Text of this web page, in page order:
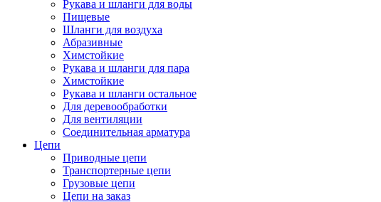
Рукава и шланги для воды
Пищевые
Шланги для воздуха
Абразивные
Химстойкие
Рукава и шланги для пара
Химстойкие
Рукава и шланги остальное
Для деревообработки
Для вентиляции
Соединительная арматура
Цепи
Приводные цепи
Транспортерные цепи
Грузовые цепи
Цепи на заказ